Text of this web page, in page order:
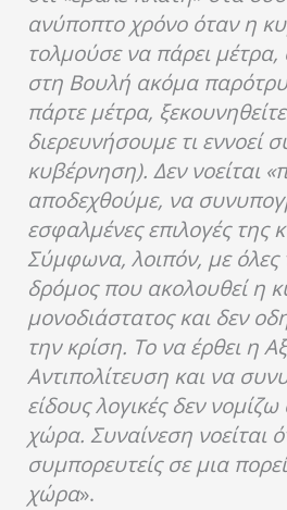
ανύποπτο χρόνο όταν η
τολμούσε να πάρει
στη Βουλή ακόμα
πάρτε μέτρα,
διερευνήσουμε τι εννοεί
κυβέρνηση). Δεν νοείται
αποδεχθούμε, να
εσφαλμένες επιλογές της
Σύμφωνα, λοιπόν, με όλες
δρόμος που ακολουθεί η
μονοδιάστατος και δεν
την κρίση. Το να έρθει η
Αντιπολίτευση και να
είδους λογικές δεν
χώρα. Συναίνεση νοείται
συμπορευτείς σε μια
χώρα».